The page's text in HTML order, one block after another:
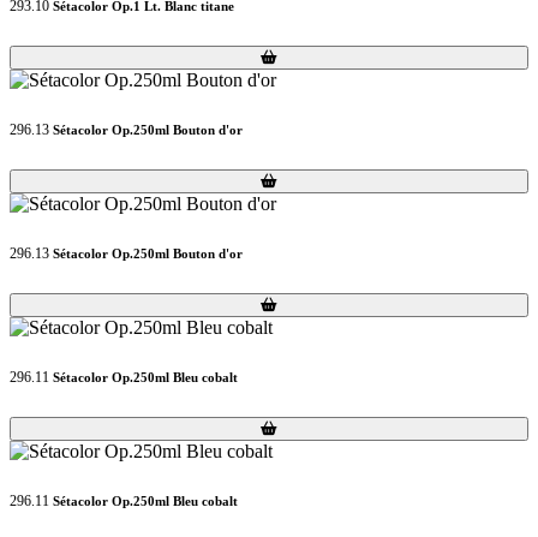
293.10 Sétacolor Op.1 Lt. Blanc titane
Loading...
Loading...
296.13 Sétacolor Op.250ml Bouton d'or
Loading...
Loading...
296.13 Sétacolor Op.250ml Bouton d'or
Loading...
Loading...
296.11 Sétacolor Op.250ml Bleu cobalt
Loading...
Loading...
296.11 Sétacolor Op.250ml Bleu cobalt